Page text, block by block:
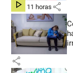
hace 11 horas share
share